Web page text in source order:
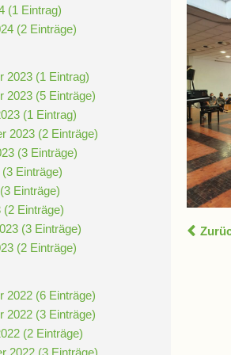
(1 Eintrag)
(2 Einträge)
2023 (1 Eintrag)
2023 (5 Einträge)
(1 Eintrag)
2023 (2 Einträge)
(3 Einträge)
Einträge)
Einträge)
(2 Einträge)
(3 Einträge)
(2 Einträge)
2022 (6 Einträge)
2022 (3 Einträge)
(2 Einträge)
2022 (3 Einträge)